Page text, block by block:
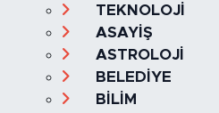
TEKNOLOJİ
ASAYİŞ
ASTROLOJİ
BELEDİYE
BİLİM